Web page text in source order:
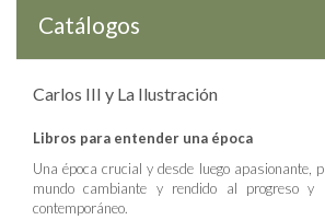
Catálogos
Carlos III y La Ilustración
Libros para entender una época
Una época crucial y desde luego apasionante,
mundo cambiante y rendido al progreso y
contemporáneo.